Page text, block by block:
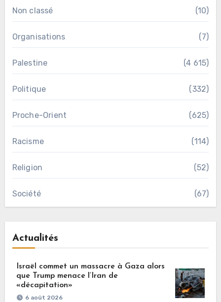
Non classé (10)
Organisations (7)
Palestine (4 615)
Politique (332)
Proche-Orient (625)
Racisme (114)
Religion (52)
Société (67)
Actualités
Israël commet un massacre à Gaza alors
que Trump menace l’Iran de
«décapitation»
6 août 2026